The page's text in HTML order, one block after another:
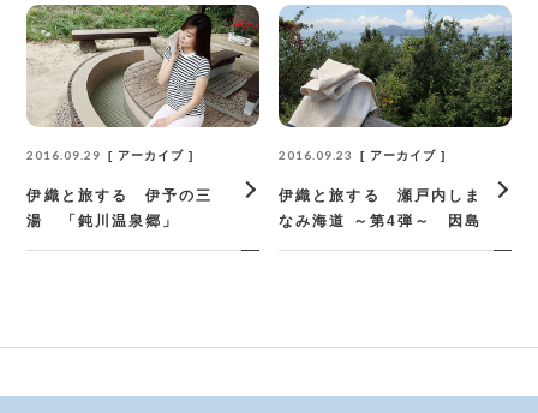
2016.09.29 アーカイブ
伊織と旅する 伊予の三
湯 「鈍川温泉郷」
2016.09.23 アーカイブ
伊織と旅する 瀬戸内しま
なみ海道 ～第4弾～ 因島